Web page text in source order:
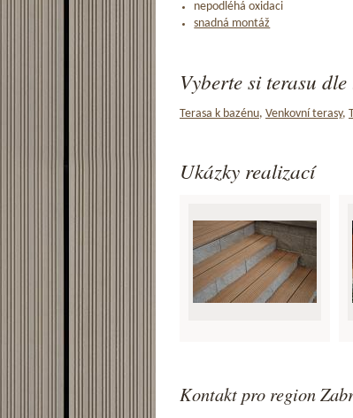
nepodléhá oxidaci
snadná montáž
Vyberte si terasu
Terasa k bazénu, Venkovní terasy,
Ukázky realizací
Kontakt pro region